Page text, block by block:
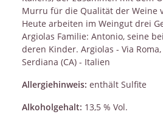
Murru für die Qualität der Weine
Heute arbeiten im Weingut drei
Argiolas Familie: Antonio, seine
deren Kinder. Argiolas - Via
Serdiana (CA) - Italien
Allergiehinweis: enthält Sulfite
Alkoholgehalt: 13,5 % Vol.